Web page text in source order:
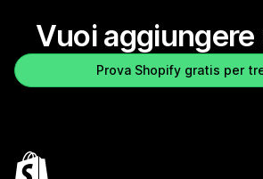
Vuoi aggiungere
Prova Shopify gratis per